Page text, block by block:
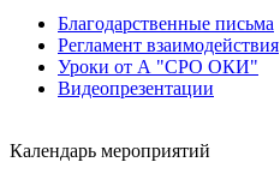
Благодарственные письма
Регламент взаимодействия
Уроки от А "СРО ОКИ"
Видеопрезентации
Календарь мероприятий